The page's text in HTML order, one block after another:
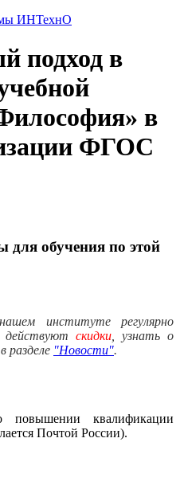
ИНТехнО
подход в
в
ФГОС
для обучения по этой
институте регулярно
скидки, узнать о
разделе "Новости".
повышении квалификации
Почтой России).